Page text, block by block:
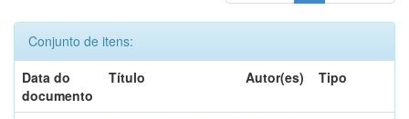
Conjunto de itens:
Data do
documento
Título Autor(es) Tipo